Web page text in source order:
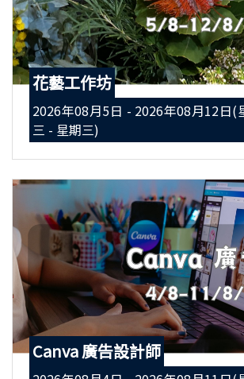
花藝工作坊
2026年08月5日 - 2026年08月12日(
三 - 星期三)
Canva 廣告設計師